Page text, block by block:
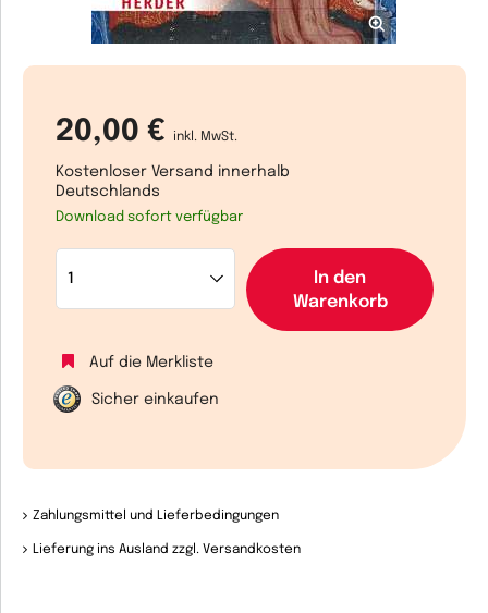
20,00 € inkl. MwSt.
Kostenloser Versand innerhalb
Deutschlands
Download sofort verfügbar
In den
Warenkorb
Auf die Merkliste
Sicher einkaufen
Zahlungsmittel und Lieferbedingungen
Lieferung ins Ausland zzgl. Versandkosten